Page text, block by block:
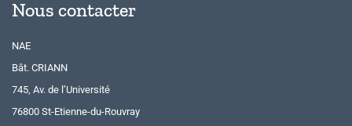
Nous contacter
NAE
Bât. CRIANN
745, Av. de l’Université
76800 St-Etienne-du-Rouvray